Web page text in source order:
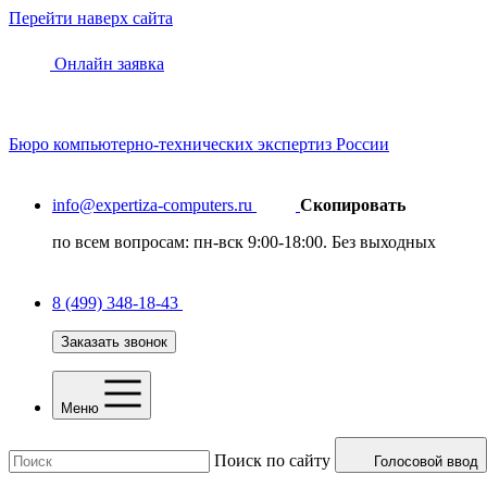
Перейти наверх сайта
Онлайн заявка
Бюро компьютерно-технических экспертиз России
info@expertiza-computers.ru
Скопировать
по всем вопросам: пн-вск 9:00-18:00. Без выходных
8 (499) 348-18-43
Заказать звонок
Меню
Поиск по сайту Голосовой ввод